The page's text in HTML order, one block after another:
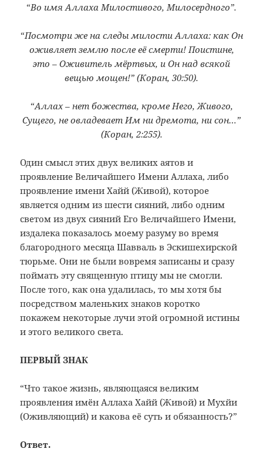
“Во имя Аллаха Милостивого, Милосердного”.
“Посмотри же на следы милости Аллаха: как Он
оживляет землю после её смерти! Поистине,
это – Оживитель мёртвых, и Он над всякой
вещью мощен!” (Коран, 30:50).
“Аллах – нет божества, кроме Него, Живого,
Сущего, не овладевает Им ни дремота, ни сон…”
(Коран, 2:255).
Один смысл этих двух великих аятов и
проявление Величайшего Имени Аллаха, либо
проявление имени Хайй (Живой), которое
является одним из шести сияний, либо одним
светом из двух сияний Его Величайшего Имени,
издалека показалось моему разуму во время
благородного месяца Шавваль в Эскишехирской
тюрьме. Они не были вовремя записаны и сразу
поймать эту священную птицу мы не смогли.
После того, как она удалилась, то мы хотя бы
посредством маленьких знаков коротко
покажем некоторые лучи этой огромной истины
и этого великого света.
ПЕРВЫЙ ЗНАК
“Что такое жизнь, являющаяся великим
проявления имён Аллаха Хайй (Живой) и Мухйи
(Оживляющий) и какова её суть и обязанность?”
Ответ.